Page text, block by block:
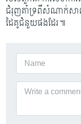
ជំរុញគាំទ្រពីសំណាក់សា
ដៃគូជំនួយផងដែរ៕